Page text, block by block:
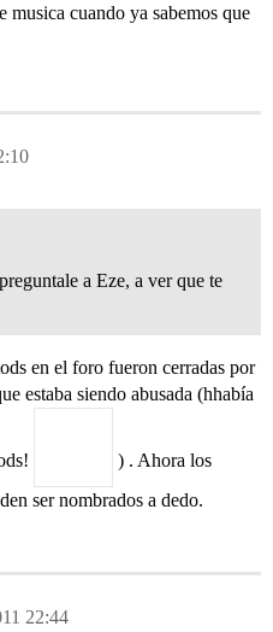
musica cuando ya sabemos que
a Eze, a ver que te
en el foro fueron cerradas por
estaba siendo abusada (hhabía
) . Ahora los
ser nombrados a dedo.
22:44